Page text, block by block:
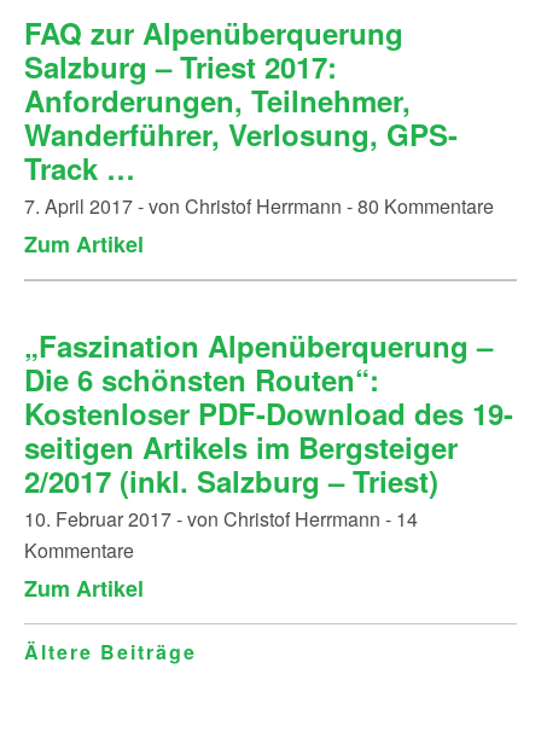
FAQ zur Alpenüberquerung
Salzburg – Triest 2017:
Anforderungen, Teilnehmer,
Wanderführer, Verlosung, GPS-
Track …
7. April 2017 - von Christof Herrmann - 80 Kommentare
Zum Artikel
„Faszination Alpenüberquerung –
Die 6 schönsten Routen“:
Kostenloser PDF-Download des 19-
seitigen Artikels im Bergsteiger
2/2017 (inkl. Salzburg – Triest)
10. Februar 2017 - von Christof Herrmann - 14
Kommentare
Zum Artikel
Beitragsnavigation
Ältere Beiträge